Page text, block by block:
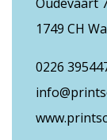
1749 CH
0226